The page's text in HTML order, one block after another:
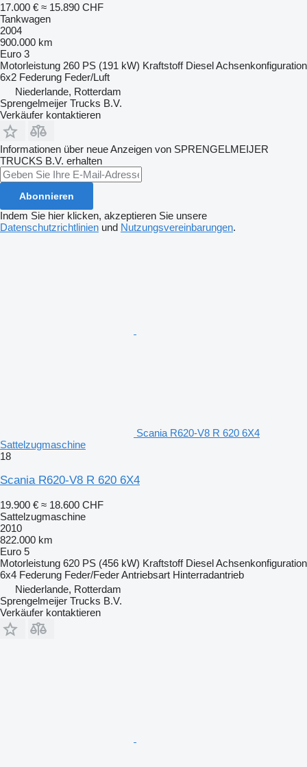
17.000 € ≈ 15.890 CHF
Tankwagen
2004
900.000 km
Euro 3
Motorleistung 260 PS (191 kW) Kraftstoff DieselAchsenkonfiguration
6x2 Federung Feder/Luft
Niederlande, Rotterdam
Sprengelmeijer Trucks B.V.
Verkäufer kontaktieren
Informationen über neue Anzeigen von SPRENGELMEIJER
TRUCKS B.V. erhalten
Abonnieren
Indem Sie hier klicken, akzeptieren Sie unsere
Datenschutzrichtlinien und Nutzungsvereinbarungen.
Scania R620-V8 R 620 6X4
Sattelzugmaschine
18
Scania R620-V8 R 620 6X4
19.900 € ≈ 18.600 CHF
Sattelzugmaschine
2010
822.000 km
Euro 5
Motorleistung 620 PS (456 kW) Kraftstoff DieselAchsenkonfiguration
6x4 Federung Feder/FederAntriebsart Hinterradantrieb
Niederlande, Rotterdam
Sprengelmeijer Trucks B.V.
Verkäufer kontaktieren